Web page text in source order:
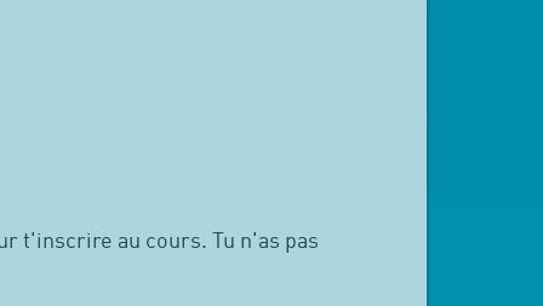
t'inscrire au cours. Tu n'as pas